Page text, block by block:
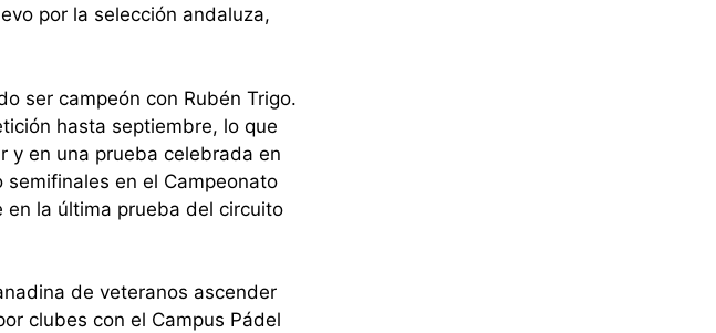
por la selección andaluza,
ser campeón con Rubén Trigo.
hasta septiembre, lo que
y en una prueba celebrada en
en el Campeonato
en la última prueba del circuito
de veteranos ascender
clubes con el Campus Pádel